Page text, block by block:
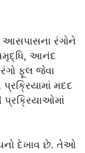
રંગોને
આનંદ
ફૂલ જેવા
મદદ
પ્રક્રિયાઓમાં
દેખાવ છે. તેઓ